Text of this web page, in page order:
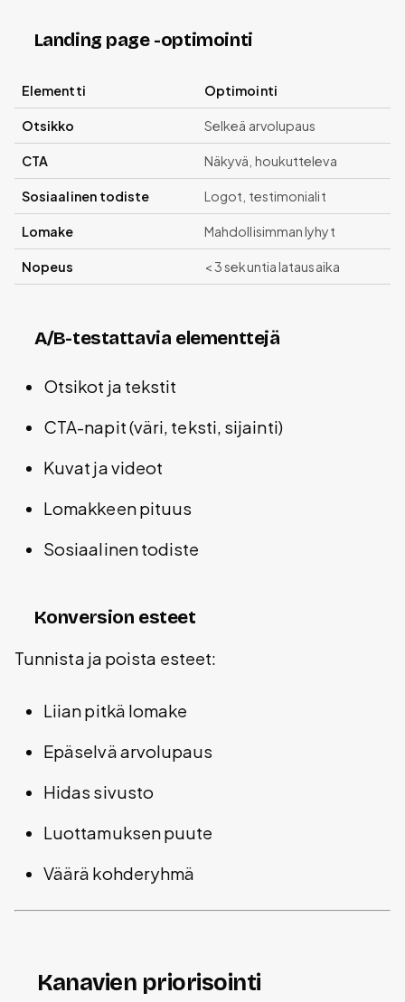
Landing page -optimointi
Elementti Optimointi
Otsikko Selkeä arvolupaus
CTA Näkyvä, houkutteleva
Sosiaalinen todiste Logot, testimonialit
Lomake Mahdollisimman lyhyt
Nopeus < 3 sekuntia latausaika
A/B-testattavia elementtejä
Otsikot ja tekstit
CTA-napit (väri, teksti, sijainti)
Kuvat ja videot
Lomakkeen pituus
Sosiaalinen todiste
Konversion esteet
Tunnista ja poista esteet:
Liian pitkä lomake
Epäselvä arvolupaus
Hidas sivusto
Luottamuksen puute
Väärä kohderyhmä
Kanavien priorisointi